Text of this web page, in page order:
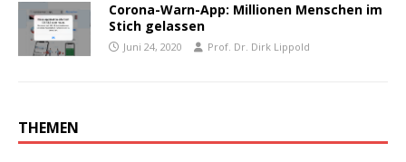
Corona-Warn-App: Millionen Menschen im
Stich gelassen
Juni 24, 2020 Prof. Dr. Dirk Lippold
THEMEN